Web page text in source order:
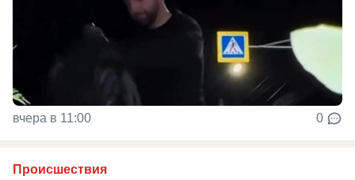
вчера в 11:00 0
Происшествия